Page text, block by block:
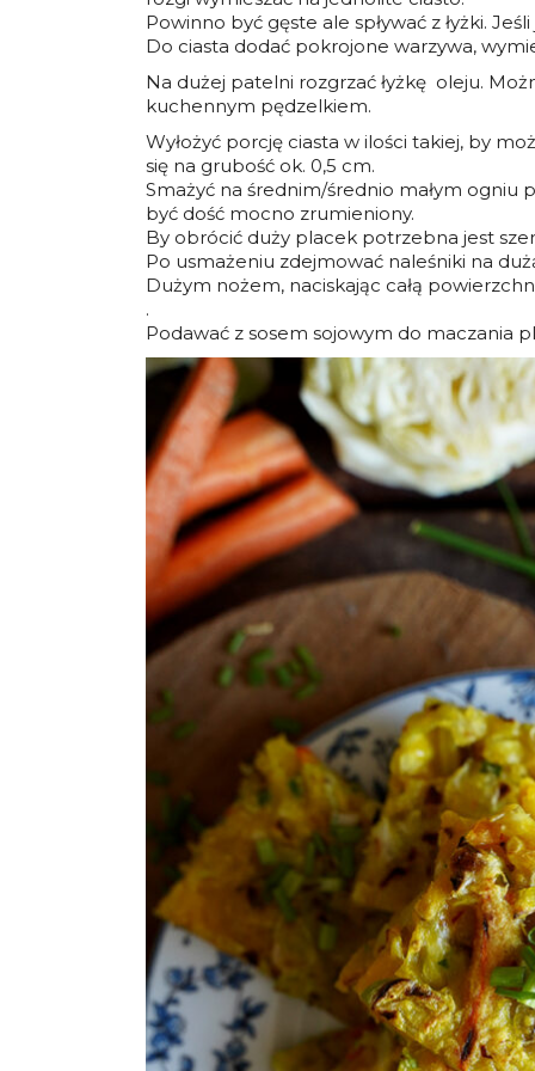
Powinno być gęste ale spływać z łyżki.
Do ciasta dodać pokrojone warzywa,
Na dużej patelni rozgrzać łyżkę oleju.
kuchennym pędzelkiem.
Wyłożyć porcję ciasta w ilości takiej, by
się na grubość ok. 0,5 cm.
Smażyć na średnim/średnio małym ogniu
być dość mocno zrumieniony.
By obrócić duży placek potrzebna jest
Po usmażeniu zdejmować naleśniki na
Dużym nożem, naciskając całą
.
Podawać z sosem sojowym do maczania